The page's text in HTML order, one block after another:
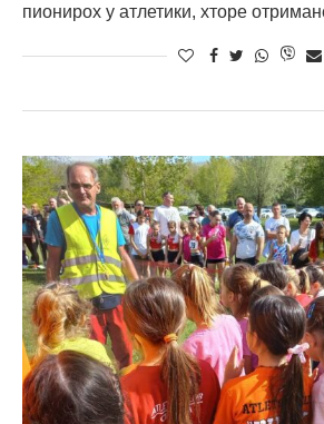
пионирох у атлетики, хторе